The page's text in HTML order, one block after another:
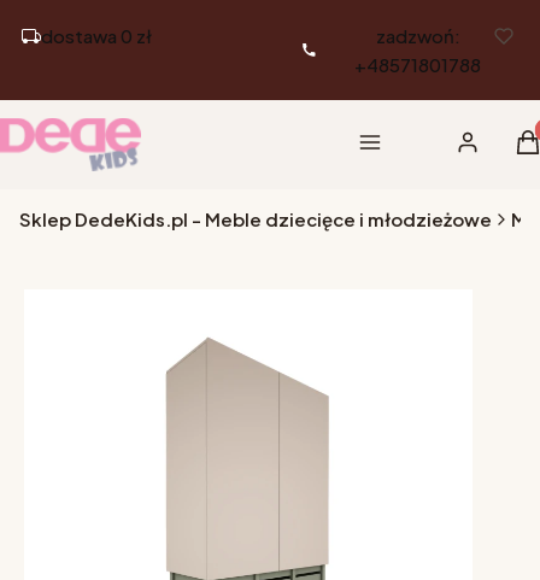
dostawa 0 zł
zadzwoń:
+48571801788
Menu Zaloguj się
Sklep DedeKids.pl - Meble dziecięce i młodzieżowe